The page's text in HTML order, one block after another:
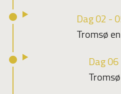
Dag 02 -
Tromsø
Dag 06